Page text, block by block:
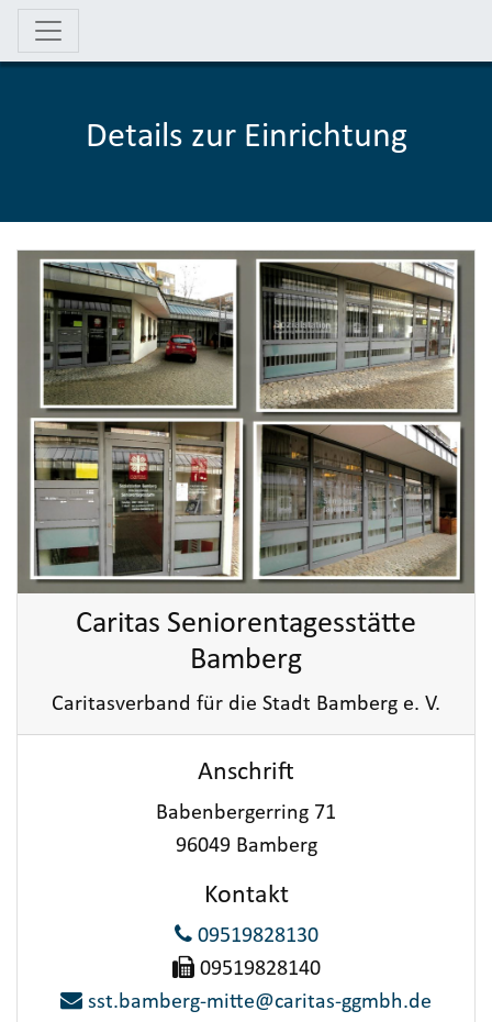
Details zur Einrichtung
Caritas Seniorentagesstätte
Bamberg
Caritasverband für die Stadt Bamberg e. V.
Anschrift
Babenbergerring 71
96049 Bamberg
Kontakt
09519828130
09519828140
sst.bamberg-mitte@caritas-ggmbh.de